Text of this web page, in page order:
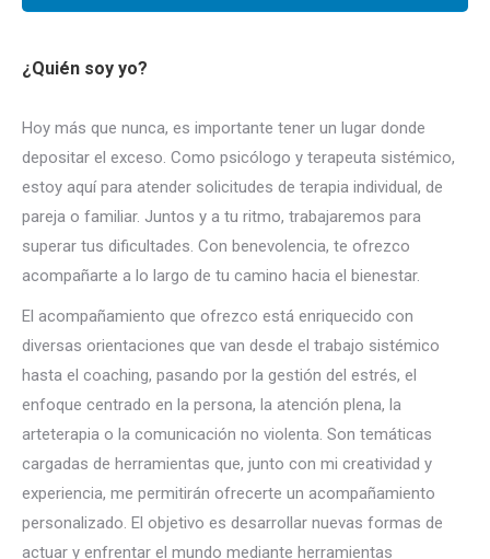
¿Quién soy yo?
Hoy más que nunca, es importante tener un lugar donde
depositar el exceso. Como psicólogo y terapeuta sistémico,
estoy aquí para atender solicitudes de terapia individual, de
pareja o familiar. Juntos y a tu ritmo, trabajaremos para
superar tus dificultades. Con benevolencia, te ofrezco
acompañarte a lo largo de tu camino hacia el bienestar.
El acompañamiento que ofrezco está enriquecido con
diversas orientaciones que van desde el trabajo sistémico
hasta el coaching, pasando por la gestión del estrés, el
enfoque centrado en la persona, la atención plena, la
arteterapia o la comunicación no violenta. Son temáticas
cargadas de herramientas que, junto con mi creatividad y
experiencia, me permitirán ofrecerte un acompañamiento
personalizado. El objetivo es desarrollar nuevas formas de
actuar y enfrentar el mundo mediante herramientas